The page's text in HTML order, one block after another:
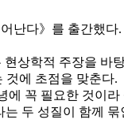
난다》를 출간했다
상학적 주장을 바
것에 초점을 맞춘다.
꼭 필요한 것이라
두 성질이 함께 묶